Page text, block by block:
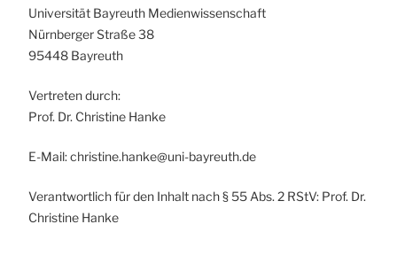
Universität Bayreuth Medienwissenschaft
Nürnberger Straße 38
95448 Bayreuth
Vertreten durch:
Prof. Dr. Christine Hanke
E-Mail: christine.hanke@uni-bayreuth.de
Verantwortlich für den Inhalt nach § 55 Abs. 2 RStV: Prof. Dr.
Christine Hanke